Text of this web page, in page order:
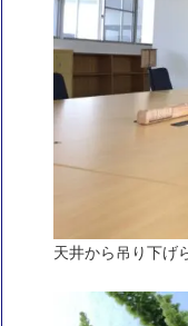
天井から吊り下げ